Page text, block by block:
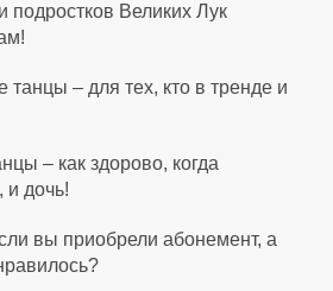
подростков Великих Лук
– для тех, кто в тренде и
– как здорово, когда
дочь!
вы приобрели абонемент, а